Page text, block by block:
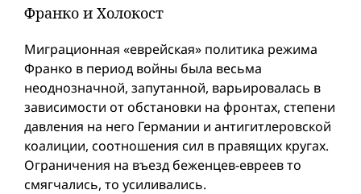
Франко и Холокост
Миграционная «еврейская» политика режима
Франко в период вой­ны была весьма
неоднозначной, запутанной, варьировалась в
зависимости от обстановки на фронтах, степени
давления на него Германии и антигитлеровской
коалиции, соотношения сил в правящих кругах.
Ограничения на въезд беженцев-евреев то
смягчались, то усиливались.